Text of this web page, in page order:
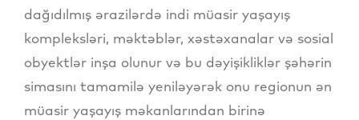
dağıdılmış ərazilərdə indi müasir yaşayış
kompleksləri, məktəblər, xəstəxanalar və sosial
obyektlər inşa olunur və bu dəyişikliklər şəhərin
simasını tamamilə yeniləyərək onu regionun ən
müasir yaşayış məkanlarından birinə